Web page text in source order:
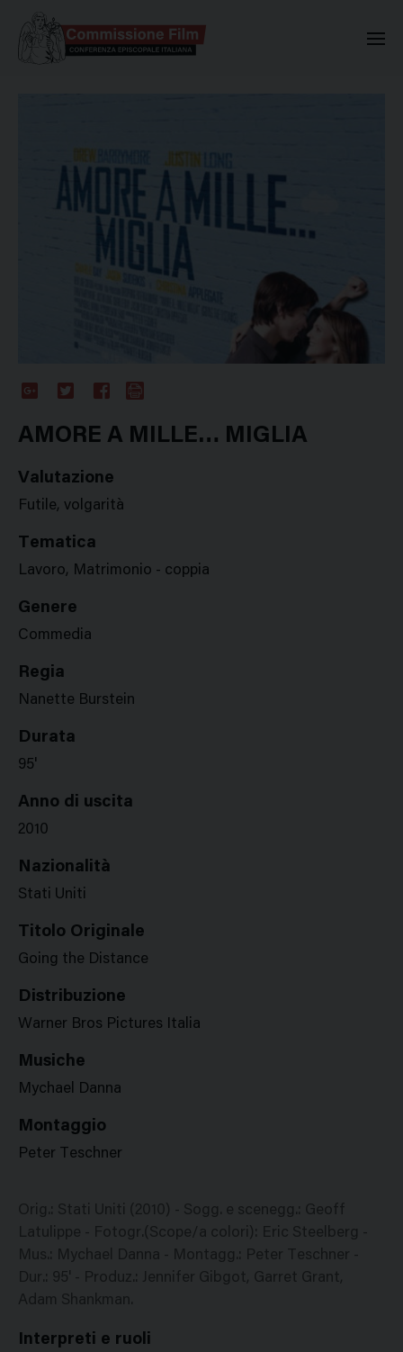
Plus
AMORE A MILLE… MIGLIA
Valutazione
Futile, volgarità
Tematica
Lavoro, Matrimonio - coppia
Genere
Commedia
Regia
Nanette Burstein
Durata
95'
Anno di uscita
2010
Nazionalità
Stati Uniti
Titolo Originale
Going the Distance
Distribuzione
Warner Bros Pictures Italia
Musiche
Mychael Danna
Montaggio
Peter Teschner
Orig.: Stati Uniti (2010) - Sogg. e scenegg.: Geoff
Latulippe - Fotogr.(Scope/a colori): Eric Steelberg -
Mus.: Mychael Danna - Montagg.: Peter Teschner -
Dur.: 95' - Produz.: Jennifer Gibgot, Garret Grant,
Adam Shankman.
Interpreti e ruoli